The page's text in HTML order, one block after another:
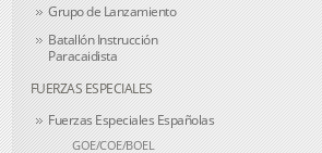
Grupo de Lanzamiento
Batallón Instrucción
Paracaidista
FUERZAS ESPECIALES
Fuerzas Especiales Españolas
GOE/COE/BOEL